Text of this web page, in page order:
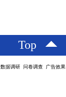
Top
据调研 问卷调查 广告效果